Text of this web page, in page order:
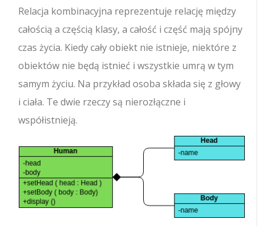
Relacja kombinacyjna reprezentuje relację między
całością a częścią klasy, a całość i część mają spójny
czas życia. Kiedy cały obiekt nie istnieje, niektóre z
obiektów nie będą istnieć i wszystkie umrą w tym
samym życiu. Na przykład osoba składa się z głowy
i ciała. Te dwie rzeczy są nierozłączne i
współistnieją.